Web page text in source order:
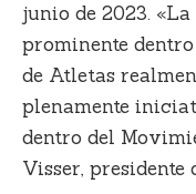
junio de 2023.
prominente dentro
de Atletas
plenamente
dentro del
Visser, presidente